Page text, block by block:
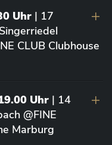
Uhr | 17
CLUB Clubhouse
Uhr | 14
@FINE
Marburg